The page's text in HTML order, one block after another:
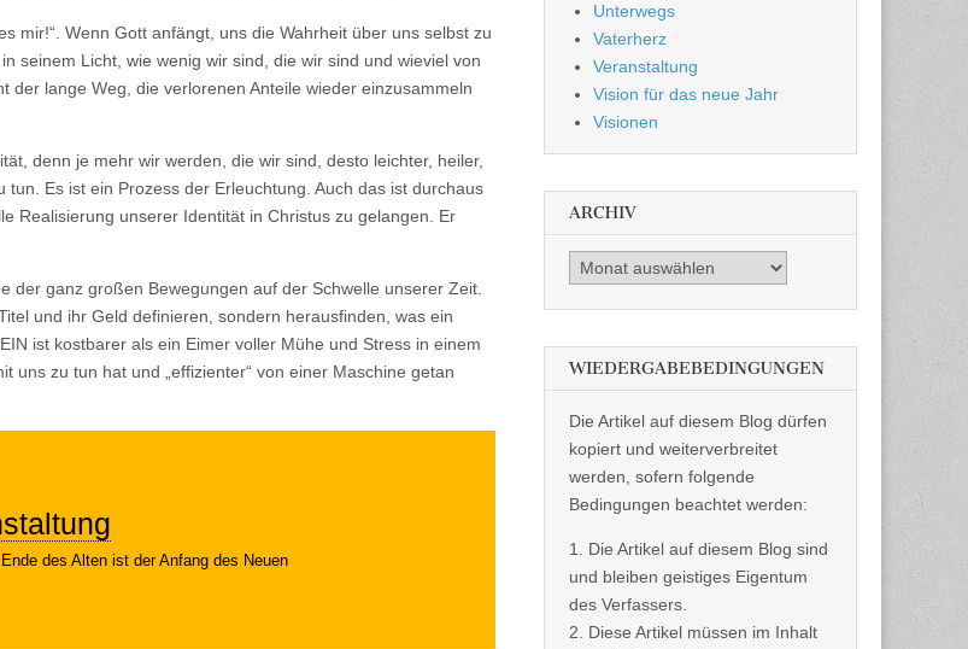
mir!“. Wenn Gott anfängt, uns die Wahrheit über uns selbst zu
seinem Licht, wie wenig wir sind, die wir sind und wieviel von
lange Weg, die verlorenen Anteile wieder einzusammeln
denn je mehr wir werden, die wir sind, desto leichter, heiler,
Es ist ein Prozess der Erleuchtung. Auch das ist durchaus
Realisierung unserer Identität in Christus zu gelangen. Er
der ganz großen Bewegungen auf der Schwelle unserer Zeit.
und ihr Geld definieren, sondern herausfinden, was ein
ist kostbarer als ein Eimer voller Mühe und Stress in einem
uns zu tun hat und „effizienter“ von einer Maschine getan
Ende des Alten ist der Anfang des Neuen
Unterwegs
Vaterherz
Veranstaltung
Vision für das neue Jahr
Visionen
ARCHIV
Archiv
WIEDERGABEBEDINGUNGEN
Die Artikel auf diesem Blog dürfen
kopiert und weiterverbreitet
werden, sofern folgende
Bedingungen beachtet werden:
1. Die Artikel auf diesem Blog sind
und bleiben geistiges Eigentum
des Verfassers.
2. Diese Artikel müssen im Inhalt